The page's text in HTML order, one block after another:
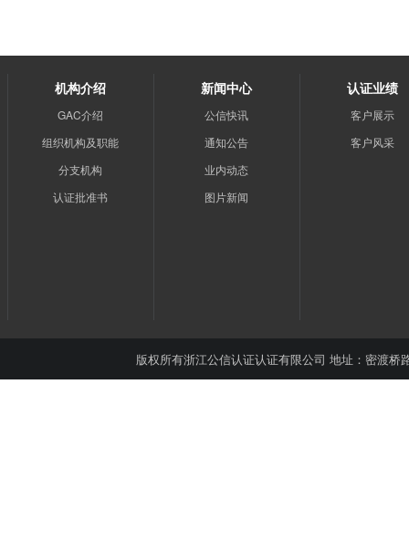
机构介绍
GAC介绍
组织机构及职能
分支机构
认证批准书
新闻中心
公信快讯
通知公告
业内动态
图片新闻
认证业绩
客户展示
客户风采
版权所有浙江公信认证认证有限公司 地址：密渡